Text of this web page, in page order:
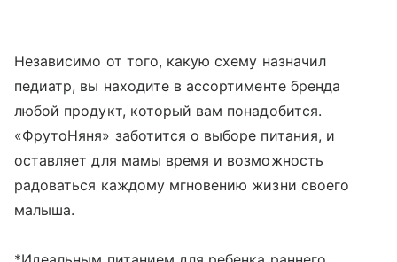
Независимо от того, какую схему назначил
педиатр, вы находите в ассортименте бренда
любой продукт, который вам понадобится.
«ФрутоНяня» заботится о выборе питания, и
оставляет для мамы время и возможность
радоваться каждому мгновению жизни своего
малыша.